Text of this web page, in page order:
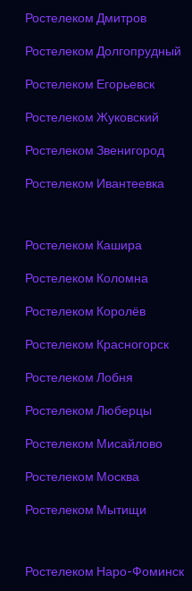
Ростелеком Дмитров
Ростелеком Долгопрудный
Ростелеком Егорьевск
Ростелеком Жуковский
Ростелеком Звенигород
Ростелеком Ивантеевка
Ростелеком Кашира
Ростелеком Коломна
Ростелеком Королёв
Ростелеком Красногорск
Ростелеком Лобня
Ростелеком Люберцы
Ростелеком Мисайлово
Ростелеком Москва
Ростелеком Мытищи
Ростелеком Наро-Фоминск